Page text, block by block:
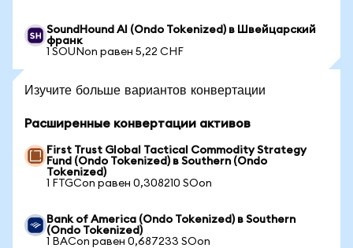
SoundHound AI (Ondo Tokenized) в Швейцарский
франк
1 SOUNon равен 5,22 CHF
Изучите больше вариантов конвертации
Расширенные конвертации активов
First Trust Global Tactical Commodity Strategy
Fund (Ondo Tokenized) в Southern (Ondo
Tokenized)
1 FTGCon равен 0,308210 SOon
Bank of America (Ondo Tokenized) в Southern
(Ondo Tokenized)
1 BACon равен 0,687233 SOon